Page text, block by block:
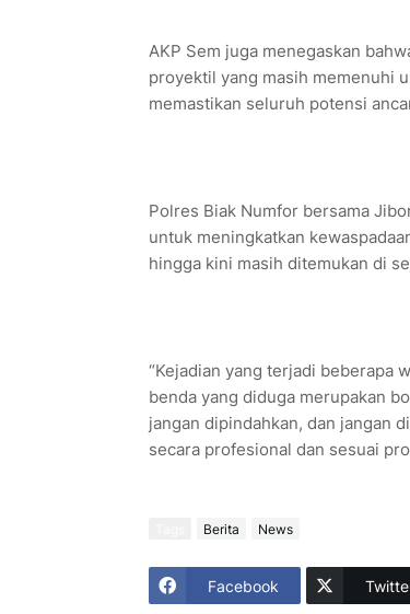
AKP Sem juga menegaskan
proyektil yang masih memenuhi
memastikan seluruh potensi
Polres Biak Numfor bersama
untuk meningkatkan
hingga kini masih ditemukan di
“Kejadian yang terjadi beberapa
benda yang diduga merupakan
jangan dipindahkan, dan jangan
secara profesional dan sesuai
Berita News
Facebook